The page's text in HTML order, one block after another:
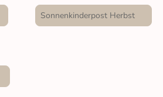
Sonnenkinderpost Herbst